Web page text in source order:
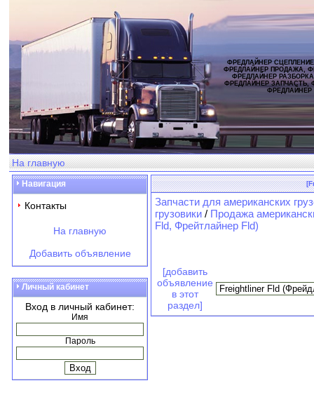
ФРЕДЛАЙНЕР
ФРЕДЛАЙНЕР ПРОДАЖА,
ФРЕДЛАЙНЕР
ФРЕДЛАЙНЕР ЗАПЧАСТЬ,
ФРЕДЛАЙНЕР
На главную
Навигация
Контакты
На главную
Добавить объявление
Личный кабинет
Вход в личный кабинет:
Имя
Пароль
Запчасти для американских
грузовики / Продажа
Fld, Фрейтлайнер Fld)
[добавить
объявление
в этот
раздел]